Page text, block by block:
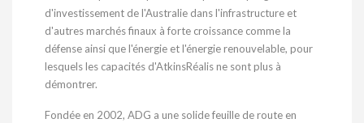
d'investissement de l'Australie dans l'infrastructure et
d'autres marchés finaux à forte croissance comme la
défense ainsi que l'énergie et l'énergie renouvelable, pour
lesquels les capacités d'AtkinsRéalis ne sont plus à
démontrer.
Fondée en 2002, ADG a une solide feuille de route en